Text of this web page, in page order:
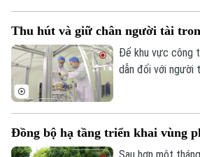
không gian rất
đều đòi hỏi sự
cần sự tập trung
Thu hút và giữ chân người tài
Để khu vực công
dẫn đối với người
tạo động lực nâng
nhân lực và hiệu
Đồng bộ hạ tầng triển khai vùng